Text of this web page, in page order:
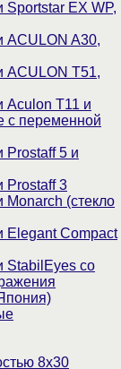
Sportstar EX WP,
ACULON A30,
ACULON Т51,
Aculon T11 и
с переменной
Prostaff 5 и
Prostaff 3
Monarch (стекло
Elegant Compact
StabilEyes со
8х30